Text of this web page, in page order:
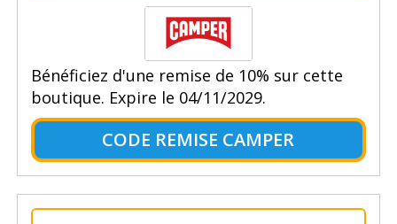
Bénéficiez d'une remise de 10% sur cette
boutique. Expire le 04/11/2029.
CODE REMISE CAMPER